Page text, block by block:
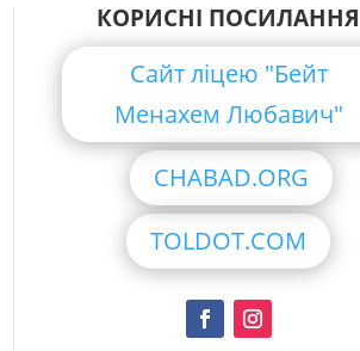
КОРИСНІ ПОСИЛАННЯ
Сайт ліцею "Бейт
Менахем Любавич"
CHABAD.ORG
TOLDOT.COM